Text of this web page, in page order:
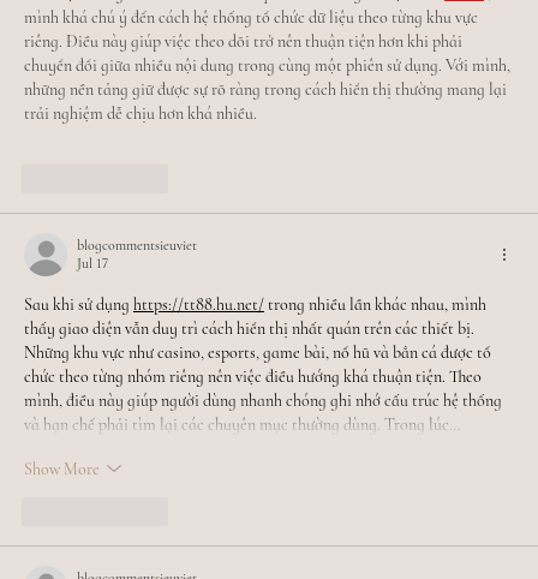
mình khá chú ý đến cách hệ thống tổ chức dữ liệu theo từng khu vực
riêng. Điều này giúp việc theo dõi trở nên thuận tiện hơn khi phải
chuyển đổi giữa nhiều nội dung trong cùng một phiên sử dụng. Với mình,
những nền tảng giữ được sự rõ ràng trong cách hiển thị thường mang lại
trải nghiệm dễ chịu hơn khá nhiều.
blogcommentsieuviet
Jul 17
Sau khi sử dụng https://tt88.hu.net/ trong nhiều lần khác nhau, mình
thấy giao diện vẫn duy trì cách hiển thị nhất quán trên các thiết bị.
Những khu vực như casino, esports, game bài, nổ hũ và bắn cá được tổ
chức theo từng nhóm riêng nên việc điều hướng khá thuận tiện. Theo
mình, điều này giúp người dùng nhanh chóng ghi nhớ cấu trúc hệ thống
và hạn chế phải tìm lại các chuyên mục thường dùng. Trong lúc…
Show More